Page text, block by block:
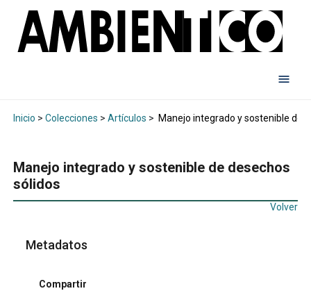
Inicio > Colecciones > Artículos > Manejo integrado y sostenible de
Manejo integrado y sostenible de desechos
sólidos
Volver
Metadatos
Compartir